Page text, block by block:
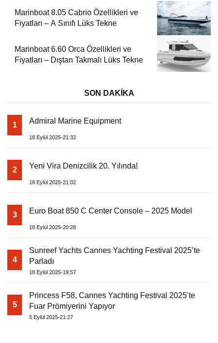
Marinboat 8.05 Cabrio Özellikleri ve
Fiyatları – A Sınıfı Lüks Tekne
Marinboat 6.60 Orca Özellikleri ve
Fiyatları – Dıştan Takmalı Lüks Tekne
SON DAKİKA
1 Admiral Marine Equipment
18 Eylül 2025-21:32
2 Yeni Vira Denizcilik 20. Yılında!
18 Eylül 2025-21:02
3 Euro Boat 850 C Center Console – 2025 Model
18 Eylül 2025-20:28
4
Sunreef Yachts Cannes Yachting Festival 2025’te
Parladı
18 Eylül 2025-19:57
5
Princess F58, Cannes Yachting Festival 2025’te
Fuar Prömiyerini Yapıyor
5 Eylül 2025-21:27